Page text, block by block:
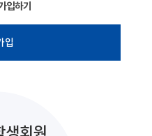
입하기
입